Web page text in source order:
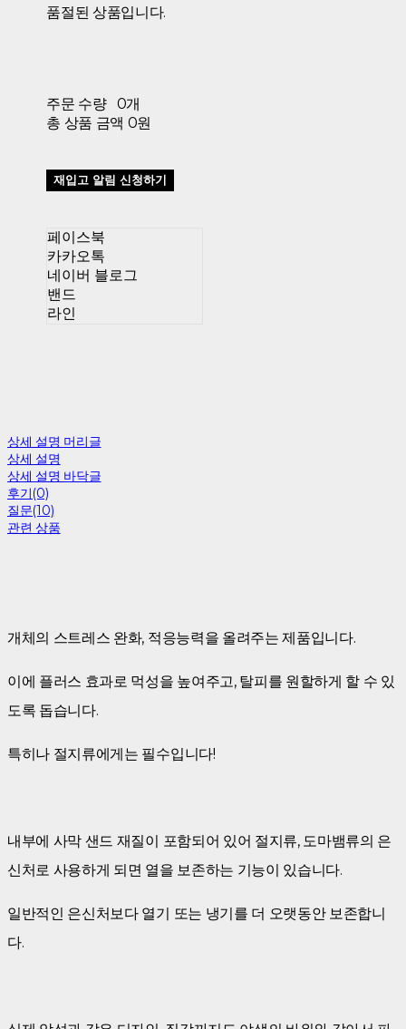
품절된 상품입니다.
주문 수량
0개
총 상품 금액 0원
재입고 알림 신청하기
페이스북
카카오톡
네이버 블로그
밴드
라인
상세 설명 머리글
상세 설명
상세 설명 바닥글
후기(0)
질문(10)
관련 상품
개체의 스트레스 완화, 적응능력을 올려주는 제품입니다.
이에 플러스 효과로 먹성을 높여주고, 탈피를 원할하게 할 수 있
도록 돕습니다.
특히나 절지류에게는 필수입니다!
내부에 사막 샌드 재질이 포함되어 있어 절지류, 도마뱀류의 은
신처로 사용하게 되면 열을 보존하는 기능이 있습니다.
일반적인 은신처보다 열기 또는 냉기를 더 오랫동안 보존합니
다.